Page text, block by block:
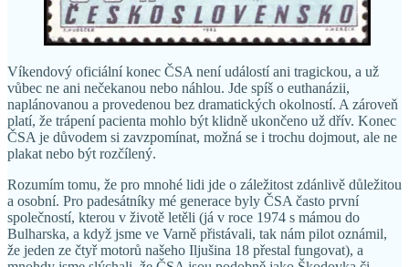
Víkendový oficiální konec ČSA není událostí ani tragickou, a už
vůbec ne ani nečekanou nebo náhlou. Jde spíš o euthanázii,
naplánovanou a provedenou bez dramatických okolností. A zároveň
platí, že trápení pacienta mohlo být klidně ukončeno už dřív. Konec
ČSA je důvodem si zavzpomínat, možná se i trochu dojmout, ale ne
plakat nebo být rozčílený.
Rozumím tomu, že pro mnohé lidi jde o záležitost zdánlivě důležitou
a osobní. Pro padesátníky mé generace byly ČSA často první
společností, kterou v životě letěli (já v roce 1974 s mámou do
Bulharska, a když jsme ve Varně přistávali, tak nám pilot oznámil,
že jeden ze čtyř motorů našeho Iljušina 18 přestal fungovat), a